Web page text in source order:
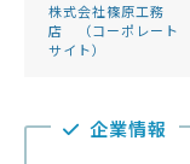
株式会社篠原工務
店 （コーポレート
サイト）
企業情報